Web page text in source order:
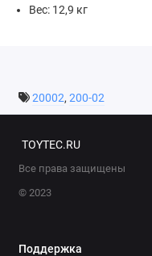
Вес: 12,9 кг
20002, 200-02
TOYTEC.RU
Все права защищены
© 2023
Поддержка